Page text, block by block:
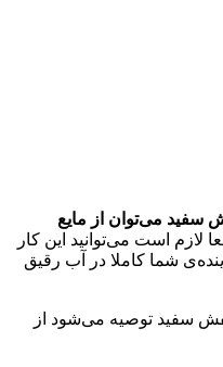
سفید می‌توان از مایع
لازم است می‌توانید این کار
شما کاملا در آب رقیق
سفید توصیه می‌شود از